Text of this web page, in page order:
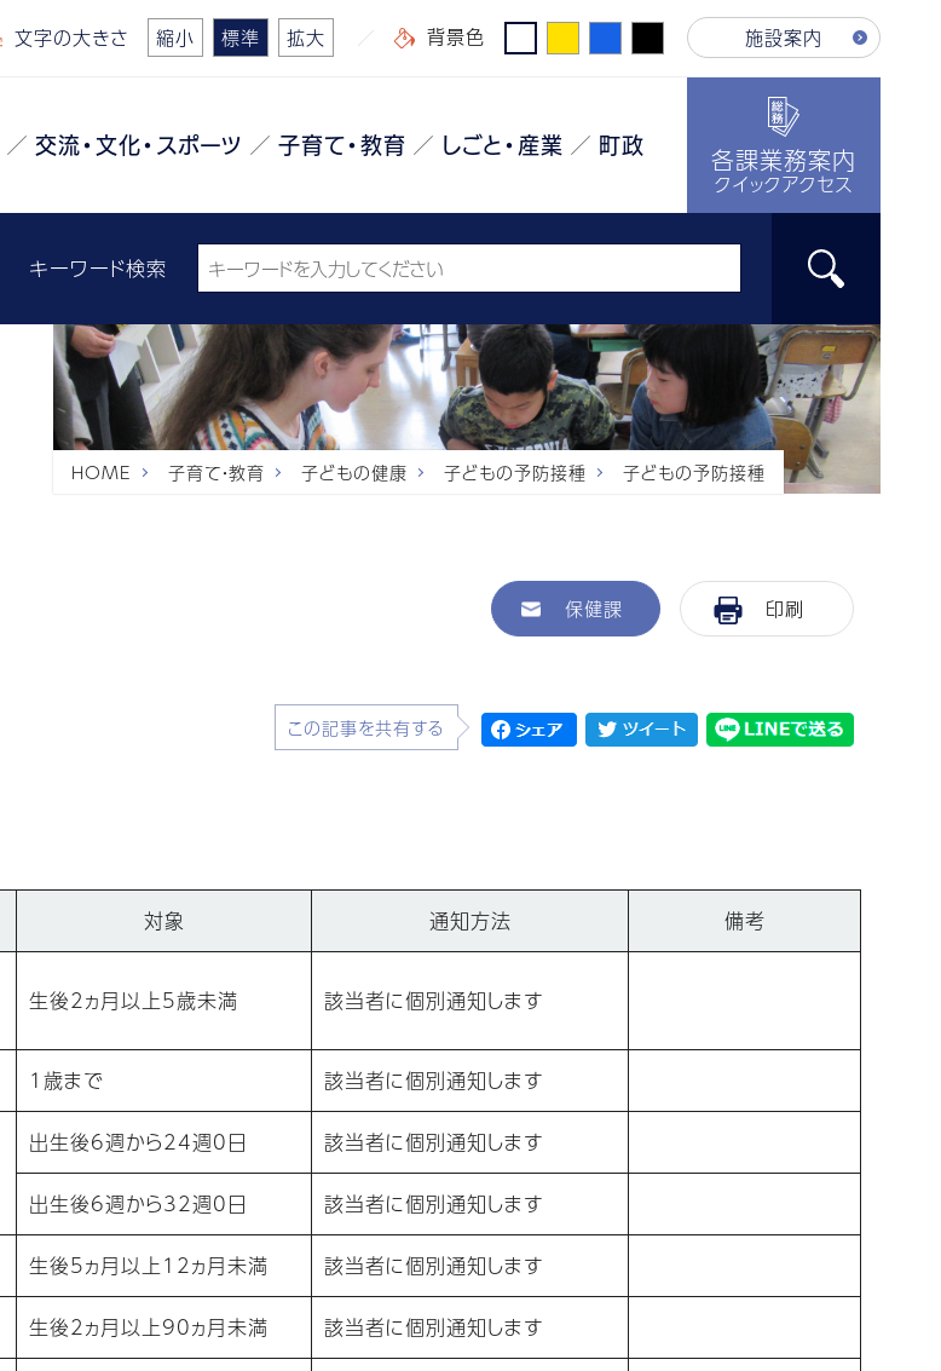
文字の大きさ 縮小 標準 拡大 背景色 施設案内
交流・文化・スポーツ 子育て・教育 しごと・産業 町政 各課業務案内
クイックアクセス
キーワード検索
HOME 子育て・教育 子どもの健康 子どもの予防接種 子どもの予防接種
保健課 印刷
この記事を共有する
対象 通知方法 備考
生後2ヵ月以上5歳未満 該当者に個別通知します
1歳まで 該当者に個別通知します
出生後6週から24週0日 該当者に個別通知します
出生後6週から32週0日 該当者に個別通知します
生後5ヵ月以上12ヵ月未満 該当者に個別通知します
生後2ヵ月以上90ヵ月未満 該当者に個別通知します